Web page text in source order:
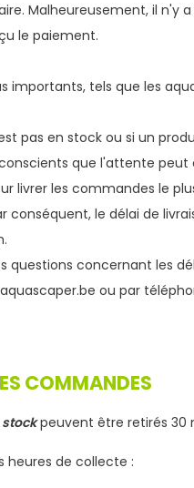
Malheureusement, il n'y
le paiement.
importants, tels que les
pas en stock ou si un
que l'attente peut
livrer les commandes le
conséquent, le délai de
questions concernant les
ou par
COMMANDES
peuvent être retirés 30
heures de collecte :